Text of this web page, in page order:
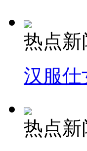
热点新
汉服仕
热点新